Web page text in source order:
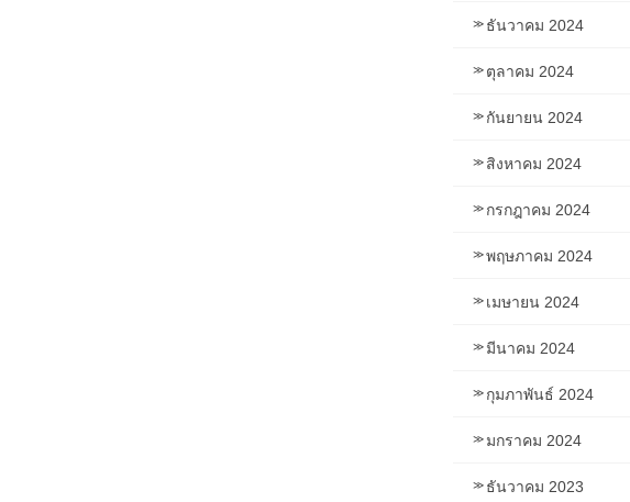
ธันวาคม 2024
ตุลาคม 2024
กันยายน 2024
สิงหาคม 2024
กรกฎาคม 2024
พฤษภาคม 2024
เมษายน 2024
มีนาคม 2024
กุมภาพันธ์ 2024
มกราคม 2024
ธันวาคม 2023